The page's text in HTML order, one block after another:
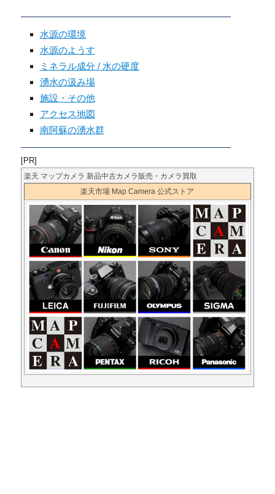
水源の環境
水源のようす
ミネラル成分 / 水の硬度
湧水の汲み場
施設・その他
アクセス地図
南阿蘇の湧水群
[PR]
楽天 マップカメラ 新品中古カメラ販売・カメラ買取
楽天市場 Map Camera 公式ストア